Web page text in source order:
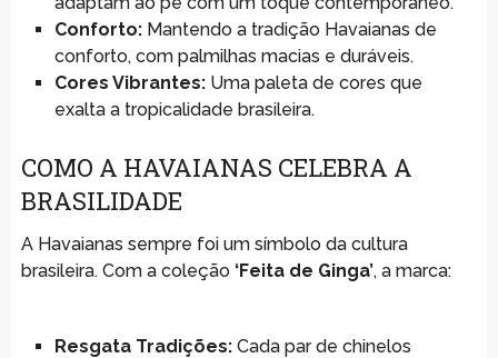
Conforto:Mantendo a tradição Havaianas de
conforto, com palmilhas macias e duráveis.
Cores Vibrantes:Uma paleta de cores que
exalta a tropicalidade brasileira.
COMO A HAVAIANAS CELEBRA A
BRASILIDADE
A Havaianas sempre foi um símbolo da cultura
brasileira. Com a coleção ‘Feita de Ginga’, a marca:
Resgata Tradições:Cada par de chinelos